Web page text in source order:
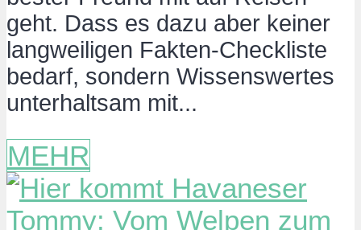
geht. Dass es dazu aber keiner
langweiligen Fakten-Checkliste
bedarf, sondern Wissenswertes
unterhaltsam mit...
MEHR